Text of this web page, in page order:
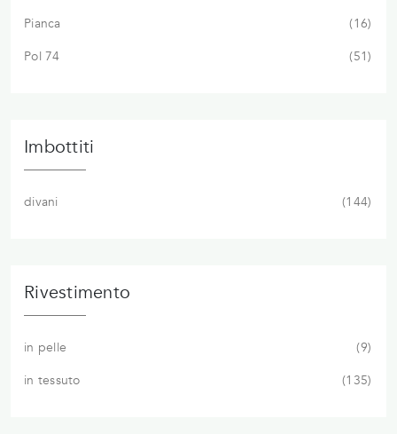
Pianca
16
Pol 74
51
Imbottiti
divani 144
Rivestimento
in pelle
9
in tessuto
135